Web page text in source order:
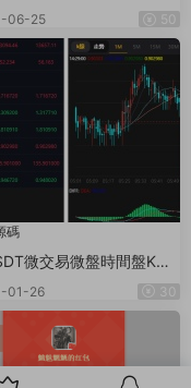
生/開源無授權無加密電
闆
06-25 50
碼
微交易微盤時間盤K線
系統源碼 已去後門+去除
01-26 30